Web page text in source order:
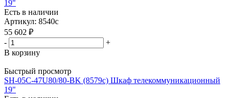
19"
Есть в наличии
Артикул: 8540c
55 602 ₽
-
+
В корзину
Быстрый просмотр
SH-05C-47U80/80-BK (8579c) Шкаф телекоммуникационный
19"